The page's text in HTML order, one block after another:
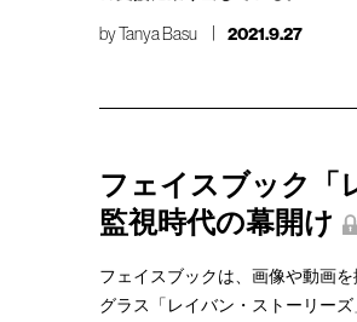
byTanya Basu 2021.9.27
フェイスブック「
監視時代の幕開け
フェイスブックは、画像や動画
グラス「レイバン・ストーリー